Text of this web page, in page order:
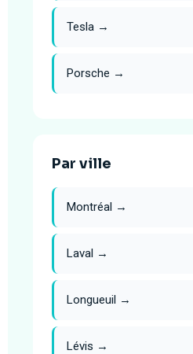
Tesla →
Porsche →
Par ville
Montréal →
Laval →
Longueuil →
Lévis →